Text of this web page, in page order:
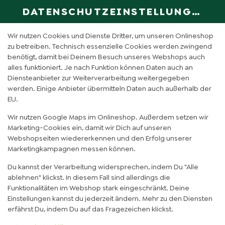
DATENSCHUTZEINSTELLUNGEN
Wir nutzen Cookies und Dienste Dritter, um unseren Onlineshop
zu betreiben. Technisch essenzielle Cookies werden zwingend
benötigt, damit bei Deinem Besuch unseres Webshops auch
alles funktioniert. Je nach Funktion können Daten auch an
Diensteanbieter zur Weiterverarbeitung weitergegeben
werden. Einige Anbieter übermitteln Daten auch außerhalb der
EU.
Wir nutzen Google Maps im Onlineshop. Außerdem setzen wir
Marketing-Cookies ein, damit wir Dich auf unseren
Webshopseiten wiedererkennen und den Erfolg unserer
Marketingkampagnen messen können.
Du kannst der Verarbeitung widersprechen, indem Du "Alle
ablehnen" klickst. In diesem Fall sind allerdings die
Funktionalitäten im Webshop stark eingeschränkt. Deine
Einstellungen kannst du jederzeit ändern. Mehr zu den Diensten
erfährst Du, indem Du auf das Fragezeichen klickst.
DE
HAPPY FLAMINGO (0,6L)